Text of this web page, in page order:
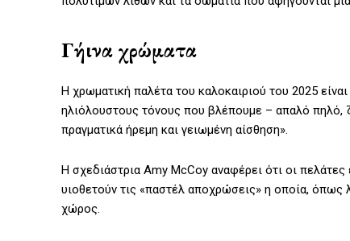
Γήινα χρώματα
Η χρωματική παλέτα του καλοκαιριού του 2025
ηλιόλουστους τόνους που βλέπουμε – απαλό πηλό,
πραγματικά ήρεμη και γειωμένη αίσθηση».
Η σχεδιάστρια Amy McCoy αναφέρει ότι οι
υιοθετούν τις «παστέλ αποχρώσεις» η οποία, όπως
χώρος.